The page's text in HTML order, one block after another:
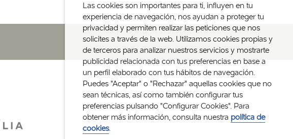
Las cookies son importantes para ti, influyen en tu
experiencia de navegación, nos ayudan a proteger tu
privacidad y permiten realizar las peticiones que nos
solicites a través de la web. Utilizamos cookies propias y
de terceros para analizar nuestros servicios y mostrarte
publicidad relacionada con tus preferencias en base a
un perfil elaborado con tus hábitos de navegación.
Puedes "Aceptar" o "Rechazar" aquellas cookies que no
sean técnicas, así como también configurar tus
preferencias pulsando "Configurar Cookies". Para
obtener más información, consulta nuestra política de
cookies.